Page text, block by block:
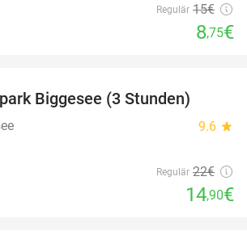
Regulär 15€
8,75€
Biggesee (3 Stunden)
9.6 star
Regulär 22€
14,90€